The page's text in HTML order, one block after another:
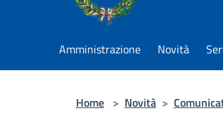
Amministrazione Novità
Home > Novità >